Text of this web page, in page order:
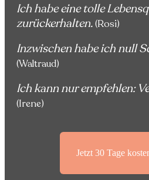
Ich habe eine tolle
zurückerhalten.(Rosi)
Inzwischen habe ich null
(Waltraud)
Ich kann nur empfehlen:
(Irene)
Jetzt 30 Tage